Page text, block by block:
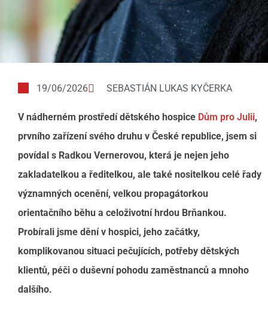
19/06/2026 SEBASTIÁN LUKAS KYČERKA
V nádherném prostředí dětského hospice Dům pro Julii,
prvního zařízení svého druhu v České republice, jsem si
povídal s Radkou Vernerovou, která je nejen jeho
zakladatelkou a ředitelkou, ale také nositelkou celé řady
významných ocenění, velkou propagátorkou
orientačního běhu a celoživotní hrdou Brňankou.
Probírali jsme dění v hospici, jeho začátky,
komplikovanou situaci pečujících, potřeby dětských
klientů, péči o duševní pohodu zaměstnanců a mnoho
dalšího.